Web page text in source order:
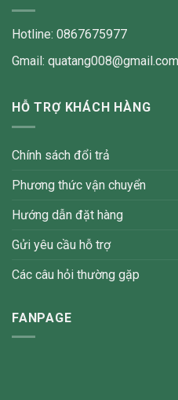
Hotline: 0867675977
Gmail: quatang008@gmail.com
HỖ TRỢ KHÁCH HÀNG
Chính sách đổi trả
Phương thức vận chuyển
Hướng dẫn đặt hàng
Gửi yêu cầu hỗ trợ
Các câu hỏi thường gặp
FANPAGE